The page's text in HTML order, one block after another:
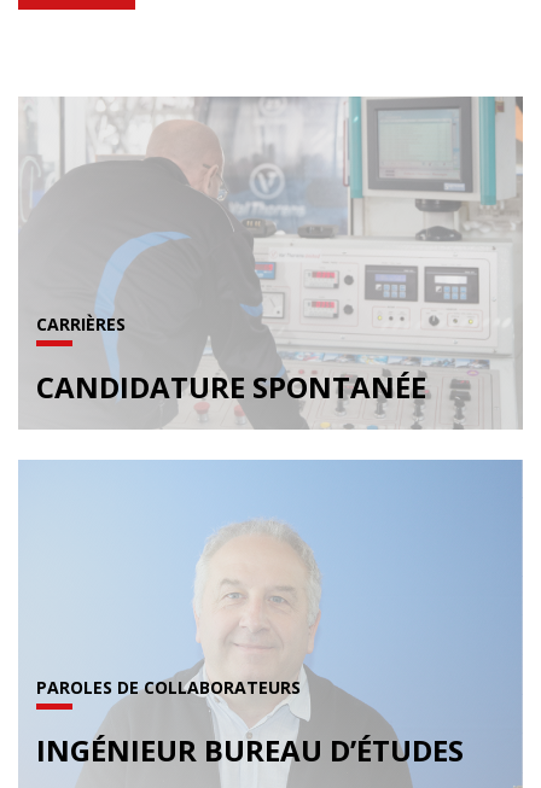
CARRIÈRES
CANDIDATURE SPONTANÉE
PAROLES DE COLLABORATEURS
INGÉNIEUR BUREAU D’ÉTUDES